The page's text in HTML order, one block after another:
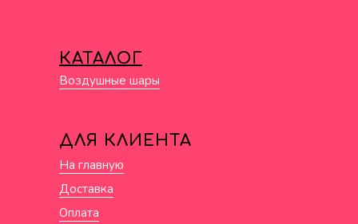
КАТАЛОГ
Воздушные шары
ДЛЯ КЛИЕНТА
На главную
Доставка
Оплата